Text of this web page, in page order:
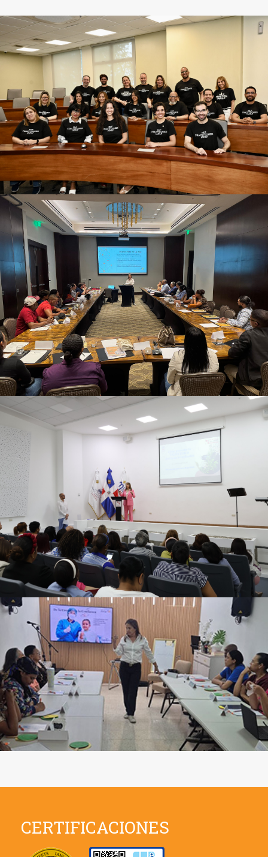
CERTIFICACIONES